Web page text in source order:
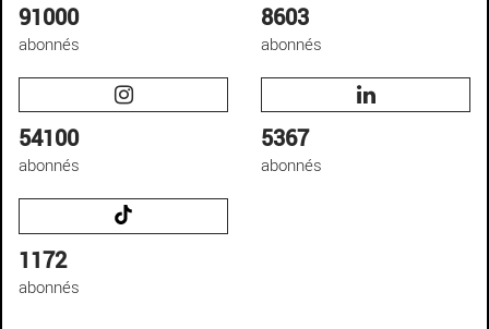
91000
abonnés
8603
abonnés
54100
abonnés
5367
abonnés
1172
abonnés